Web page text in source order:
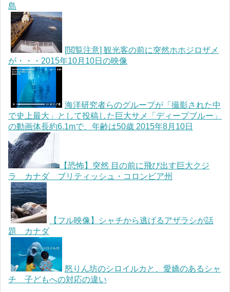
島
[閲覧注意] 観光客の前に突然ホホジロザメ
が・・・2015年10月10日の映像
海洋研究者らのグループが「撮影された中
で史上最大」として投稿した巨大サメ「ディープブルー」
の動画体長約6.1mで、年齢は50歳 2015年8月10日
【恐怖】突然 目の前に飛び出す巨大クジ
ラ カナダ ブリティッシュ・コロンビア州
【フル映像】シャチから逃げるアザラシが話
題 カナダ
怒りん坊のシロイルカと、愛嬌のあるシャ
チ 子どもへの対応の違い